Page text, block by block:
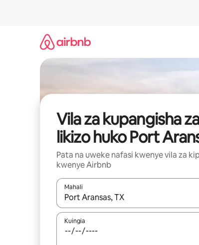
Vila za kupangisha za
likizo huko Port
Pata na uweke nafasi kwenye vila za
kwenye Airbnb
Mahali
Wakati matokeo yanapatikana, vinjari
Kuingia